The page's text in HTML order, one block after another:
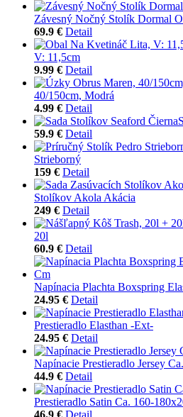
Závesný Nočný Stolík Dormal
69.9 € Detail
V: 11,5cm
9.99 € Detail
40/150cm, Modrá
4.99 € Detail
59.9 € Detail
Strieborný
159 € Detail
Stolíkov Akola Akácia
249 € Detail
20l
60.9 € Detail
Napínacia Plachta Boxspring
24.95 € Detail
Prestieradlo Elasthan -Ext-
24.95 € Detail
Napínacie Prestieradlo Jersey
44.9 € Detail
Prestieradlo Satin Ca. 160-
46.9 € Detail